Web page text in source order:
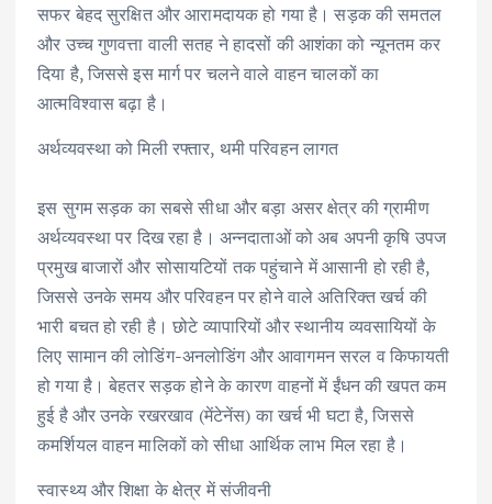
सफर बेहद सुरक्षित और आरामदायक हो गया है। सड़क की समतल
और उच्च गुणवत्ता वाली सतह ने हादसों की आशंका को न्यूनतम कर
दिया है, जिससे इस मार्ग पर चलने वाले वाहन चालकों का
आत्मविश्वास बढ़ा है।
अर्थव्यवस्था को मिली रफ्तार, थमी परिवहन लागत
इस सुगम सड़क का सबसे सीधा और बड़ा असर क्षेत्र की ग्रामीण
अर्थव्यवस्था पर दिख रहा है। अन्नदाताओं को अब अपनी कृषि उपज
प्रमुख बाजारों और सोसायटियों तक पहुंचाने में आसानी हो रही है,
जिससे उनके समय और परिवहन पर होने वाले अतिरिक्त खर्च की
भारी बचत हो रही है। छोटे व्यापारियों और स्थानीय व्यवसायियों के
लिए सामान की लोडिंग-अनलोडिंग और आवागमन सरल व किफायती
हो गया है। बेहतर सड़क होने के कारण वाहनों में ईंधन की खपत कम
हुई है और उनके रखरखाव (मेंटेनेंस) का खर्च भी घटा है, जिससे
कमर्शियल वाहन मालिकों को सीधा आर्थिक लाभ मिल रहा है।
स्वास्थ्य और शिक्षा के क्षेत्र में संजीवनी